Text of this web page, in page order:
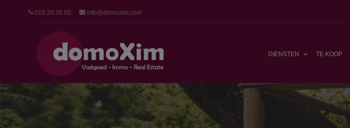
015 20 36 00 info@domoxim.com
DIENSTEN TE KOOP